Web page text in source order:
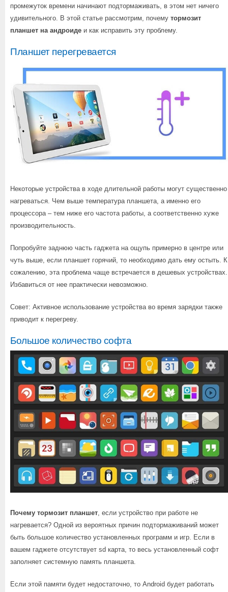
промежуток времени начинают подтормаживать, в этом нет ничего
удивительного. В этой статье рассмотрим, почему тормозит
планшет на андроиде и как исправить эту проблему.
Планшет перегревается
Некоторые устройства в ходе длительной работы могут существенно
нагреваться. Чем выше температура планшета, а именно его
процессора – тем ниже его частота работы, а соответственно хуже
производительность.
Попробуйте заднюю часть гаджета на ощупь примерно в центре или
чуть выше, если планшет горячий, то необходимо дать ему остыть. К
сожалению, эта проблема чаще встречается в дешевых устройствах.
Избавиться от нее практически невозможно.
Совет: Активное использование устройства во время зарядки также
приводит к перегреву.
Большое количество софта
Почему тормозит планшет, если устройство при работе не
нагревается? Одной из вероятных причин подтормаживаний может
быть большое количество установленных программ и игр. Если в
вашем гаджете отсутствует sd карта, то весь установленный софт
заполняет системную память планшета.
Если этой памяти будет недостаточно, то Android будет работать